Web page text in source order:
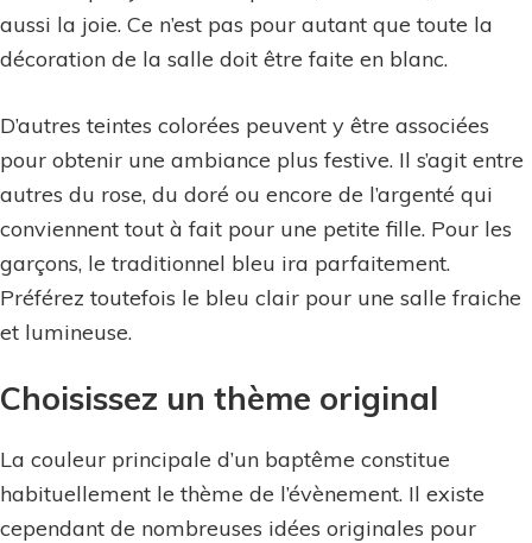
aussi la joie. Ce n’est pas pour autant que toute la
décoration de la salle doit être faite en blanc.
D’autres teintes colorées peuvent y être associées
pour obtenir une ambiance plus festive. Il s’agit entre
autres du rose, du doré ou encore de l’argenté qui
conviennent tout à fait pour une petite fille. Pour les
garçons, le traditionnel bleu ira parfaitement.
Préférez toutefois le bleu clair pour une salle fraiche
et lumineuse.
Choisissez un thème original
La couleur principale d’un baptême constitue
habituellement le thème de l’évènement. Il existe
cependant de nombreuses idées originales pour